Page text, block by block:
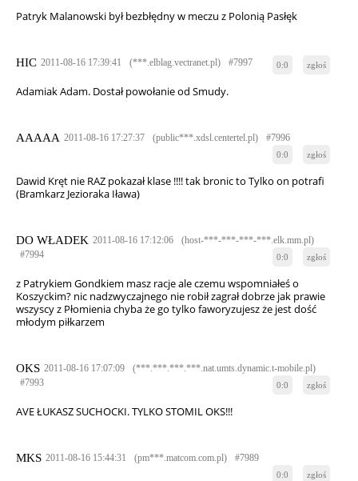
Patryk Malanowski był bezbłędny w meczu z Polonią Pasłęk
HIC 2011-08-16 17:39:41 (***.elblag.vectranet.pl) #7997 0:0 zgłoś
Adamiak Adam. Dostał powołanie od Smudy.
AAAAA 2011-08-16 17:27:37 (public***.xdsl.centertel.pl) #7996
0:0 zgłoś
Dawid Kręt nie RAZ pokazał klase !!!! tak bronic to Tylko on potrafi
(Bramkarz Jezioraka Iława)
DO WŁADEK 2011-08-16 17:12:06
(host-***-***-***-***.elk.mm.pl)
#7994
0:0 zgłoś
z Patrykiem Gondkiem masz racje ale czemu wspomniałeś o
Koszyckim? nic nadzwyczajnego nie robił zagrał dobrze jak prawie
wszyscy z Płomienia chyba że go tylko faworyzujesz że jest dość
młodym piłkarzem
OKS 2011-08-16 17:07:09
(***.***.***.***.nat.umts.dynamic.t-mobile.pl)
#7993
0:0 zgłoś
AVE ŁUKASZ SUCHOCKI. TYLKO STOMIL OKS!!!
MKS 2011-08-16 15:44:31 (pm***.matcom.com.pl) #7989
0:0 zgłoś